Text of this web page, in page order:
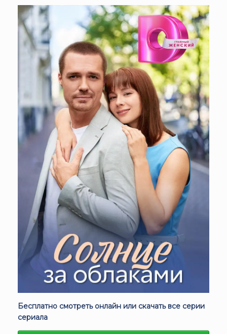
Бесплатно смотреть онлайн или скачать все серии
сериала